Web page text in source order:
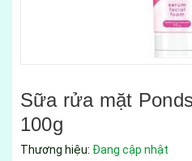
Sữa rửa mặt
100g
Thương hiệu: Đang cập nhật